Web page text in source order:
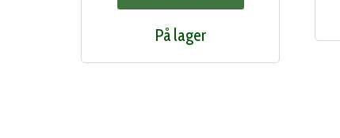
varianter.
På lager